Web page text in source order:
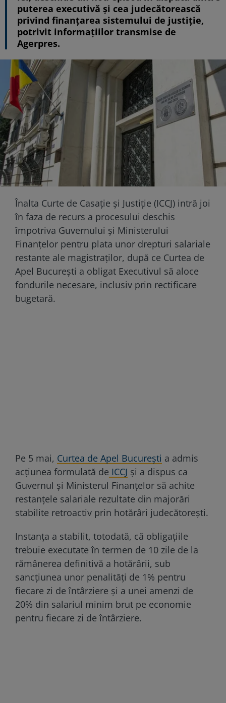
puterea executivă și cea judecătorească
privind finanțarea sistemului de justiție,
potrivit informațiilor transmise de
Agerpres.
Înalta Curte de Casație și Justiție (ICCJ) intră joi
în faza de recurs a procesului deschis
împotriva Guvernului și Ministerului
Finanțelor pentru plata unor drepturi salariale
restante ale magistraților, după ce Curtea de
Apel București a obligat Executivul să aloce
fondurile necesare, inclusiv prin rectificare
bugetară.
Pe 5 mai, Curtea de Apel București a admis
acțiunea formulată de ICCJ și a dispus ca
Guvernul și Ministerul Finanțelor să achite
restanțele salariale rezultate din majorări
stabilite retroactiv prin hotărâri judecătorești.
Instanța a stabilit, totodată, că obligațiile
trebuie executate în termen de 10 zile de la
rămânerea definitivă a hotărârii, sub
sancțiunea unor penalități de 1% pentru
fiecare zi de întârziere și a unei amenzi de
20% din salariul minim brut pe economie
pentru fiecare zi de întârziere.